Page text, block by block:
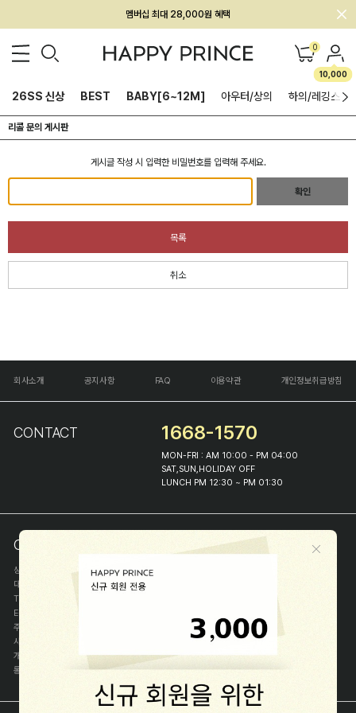
멤버십 최대 28,000원 혜택
0
10,000
26SS 신상 BEST BABY[6~12M] 아우터/상의 하의/레깅스
리콜 문의 게시판
게시글 작성 시 입력한 비밀번호를 입력해 주세요.
확인
목록
취소
회사소개 공지사항 FAQ 이용약관 개인정보취급방침
CONTACT 1668-1570
MON-FRI : AM 10:00 - PM 04:00
SAT,SUN,HOLIDAY OFF
LUNCH PM 12:30 ~ PM 01:30
COMPANY INFO
상호
(주)해피프린스
대표
이화진
TEL
E-MAIL
주소
사업자등록번호
개인정보관리자
이화진
통신판매신고번호
제 2018-서울종로-1384 호[사업자정보확인]